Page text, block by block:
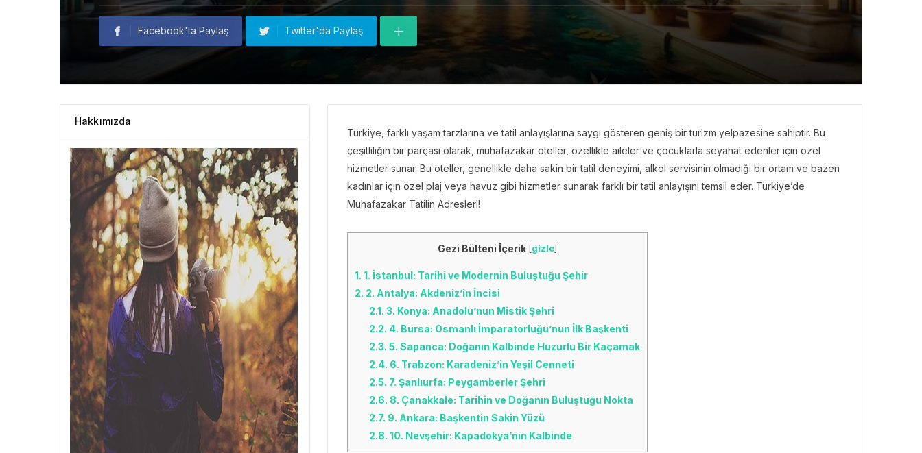
Facebook'ta Paylaş Twitter'da Paylaş
Türkiye, farklı yaşam tarzlarına ve tatil anlayışlarına saygı gösteren geniş bir turizm yelpazesine sahiptir. Bu
çeşitliliğin bir parçası olarak, muhafazakar oteller, özellikle aileler ve çocuklarla seyahat edenler için özel
hizmetler sunar. Bu oteller, genellikle daha sakin bir tatil deneyimi, alkol servisinin olmadığı bir ortam ve bazen
kadınlar için özel plaj veya havuz gibi hizmetler sunarak farklı bir tatil anlayışını temsil eder. Türkiye’de
Muhafazakar Tatilin Adresleri!
Gezi Bülteni İçerik [gizle]
1. 1. İstanbul: Tarihi ve Modernin Buluştuğu Şehir
2. 2. Antalya: Akdeniz’in İncisi
2.1. 3. Konya: Anadolu’nun Mistik Şehri
2.2. 4. Bursa: Osmanlı İmparatorluğu’nun İlk Başkenti
2.3. 5. Sapanca: Doğanın Kalbinde Huzurlu Bir Kaçamak
2.4. 6. Trabzon: Karadeniz’in Yeşil Cenneti
2.5. 7. Şanlıurfa: Peygamberler Şehri
2.6. 8. Çanakkale: Tarihin ve Doğanın Buluştuğu Nokta
2.7. 9. Ankara: Başkentin Sakin Yüzü
2.8. 10. Nevşehir: Kapadokya’nın Kalbinde
Hakkımızda